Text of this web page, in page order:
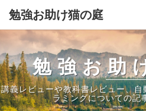
勉強お助け猫の庭
勉強お助
講義レビューや教科書レビュー、
ラミングについての記